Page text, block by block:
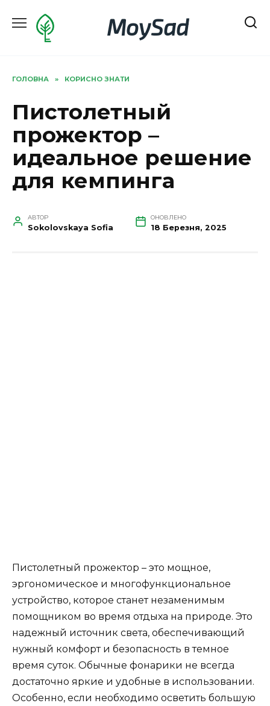
до
MoySad
ГОЛОВНА » КОРИСНО ЗНАТИ
Пистолетный
прожектор –
идеальное решение
для кемпинга
АВТОР
Sokolovskaya Sofia
ОНОВЛЕНО
18 Березня, 2025
Пистолетный прожектор – это мощное,
эргономическое и многофункциональное
устройство, которое станет незаменимым
помощником во время отдыха на природе. Это
надежный источник света, обеспечивающий
нужный комфорт и безопасность в темное
время суток. Обычные фонарики не всегда
достаточно яркие и удобные в использовании.
Особенно, если необходимо осветить большую